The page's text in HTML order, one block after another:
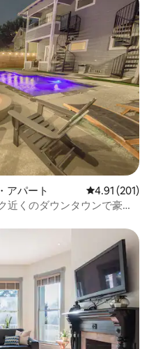
アパート レビュー201
4.91 (201)
近くのダウンタウンで豪華